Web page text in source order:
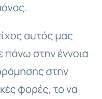
αυτός μας
πάνω στην έννοια
στην
φορές, το να